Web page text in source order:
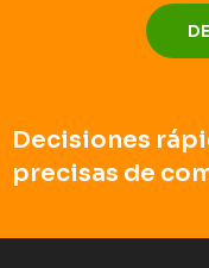
Decisiones
precisas de